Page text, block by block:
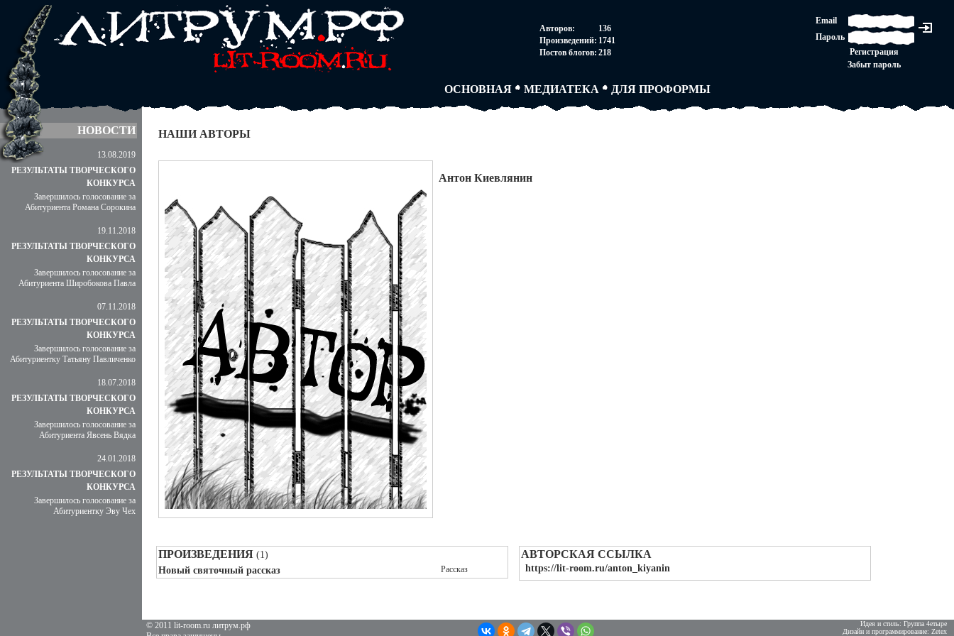
Авторов:
136
Произведений: 1741
Постов блогов: 218
Email
Пароль
Регистрация
Забыт пароль
ОСНОВНАЯ МЕДИАТЕКА
ПАРТНЕРСТВО
ТВОРЧЕСКИЕ ГРУППЫ
ДЛЯ ПРОФОРМЫ
АВТОРСКОЕ ПРАВО
НОВОСТИ
13.08.2019
РЕЗУЛЬТАТЫ ТВОРЧЕСКОГО
КОНКУРСА
Завершилось голосование за
Абитуриента Романа Сорокина
19.11.2018
РЕЗУЛЬТАТЫ ТВОРЧЕСКОГО
КОНКУРСА
Завершилось голосование за
Абитуриента Широбокова Павла
07.11.2018
РЕЗУЛЬТАТЫ ТВОРЧЕСКОГО
КОНКУРСА
Завершилось голосование за
Абитуриентку Татьяну Павличенко
18.07.2018
РЕЗУЛЬТАТЫ ТВОРЧЕСКОГО
КОНКУРСА
Завершилось голосование за
Абитуриента Явсень Вядка
24.01.2018
РЕЗУЛЬТАТЫ ТВОРЧЕСКОГО
КОНКУРСА
Завершилось голосование за
Абитуриентку Эву Чех
НАШИ АВТОРЫ
Антон Киевлянин
ПРОИЗВЕДЕНИЯ (1)
Новый святочный рассказ
Рассказ
АВТОРСКАЯ ССЫЛКА
https://lit-room.ru/anton_kiyanin
© 2011 lit-room.ru литрум.рф
Идея и стиль: Группа 4етыре
Дизайн и программирование: Zetex